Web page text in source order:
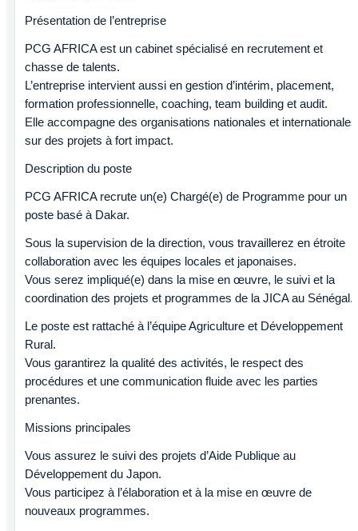
Présentation de l’entreprise
PCG AFRICA est un cabinet spécialisé en recrutement et
chasse de talents.
L’entreprise intervient aussi en gestion d’intérim, placement,
formation professionnelle, coaching, team building et audit.
Elle accompagne des organisations nationales et internationales
sur des projets à fort impact.
Description du poste
PCG AFRICA recrute un(e) Chargé(e) de Programme pour un
poste basé à Dakar.
Sous la supervision de la direction, vous travaillerez en étroite
collaboration avec les équipes locales et japonaises.
Vous serez impliqué(e) dans la mise en œuvre, le suivi et la
coordination des projets et programmes de la JICA au Sénégal.
Le poste est rattaché à l’équipe Agriculture et Développement
Rural.
Vous garantirez la qualité des activités, le respect des
procédures et une communication fluide avec les parties
prenantes.
Missions principales
Vous assurez le suivi des projets d’Aide Publique au
Développement du Japon.
Vous participez à l’élaboration et à la mise en œuvre de
nouveaux programmes.